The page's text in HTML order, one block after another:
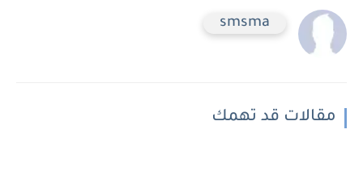
smsma
مقالات قد تهمك